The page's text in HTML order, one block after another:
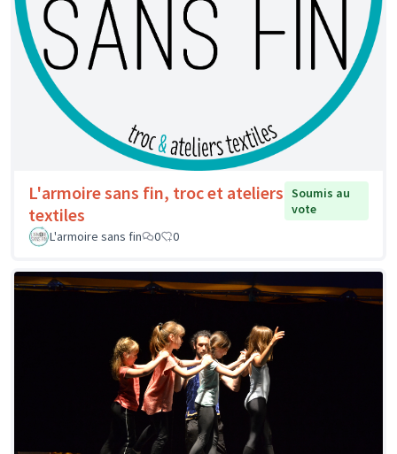
L'armoire sans fin, troc et ateliers
textiles
Soumis au
vote
L'armoire sans fin
0 0